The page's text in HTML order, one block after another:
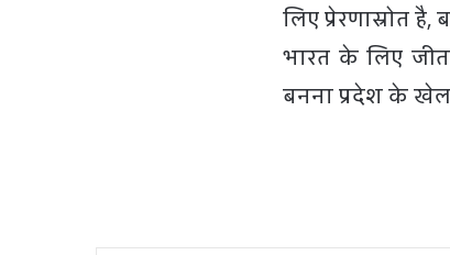
लिए प्रेरणास्रोत
भारत के लिए
बनना प्रदेश के खेल